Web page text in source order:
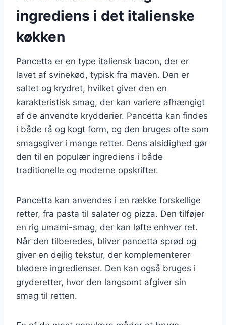
ingrediens i det italienske
køkken
Pancetta er en type italiensk bacon, der er
lavet af svinekød, typisk fra maven. Den er
saltet og krydret, hvilket giver den en
karakteristisk smag, der kan variere afhængigt
af de anvendte krydderier. Pancetta kan findes
i både rå og kogt form, og den bruges ofte som
smagsgiver i mange retter. Dens alsidighed gør
den til en populær ingrediens i både
traditionelle og moderne opskrifter.
Pancetta kan anvendes i en række forskellige
retter, fra pasta til salater og pizza. Den tilføjer
en rig umami-smag, der kan løfte enhver ret.
Når den tilberedes, bliver pancetta sprød og
giver en dejlig tekstur, der komplementerer
blødere ingredienser. Den kan også bruges i
gryderetter, hvor den langsomt afgiver sin
smag til retten.